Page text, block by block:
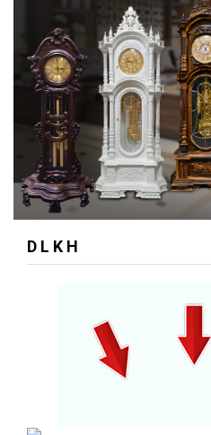
D L K H